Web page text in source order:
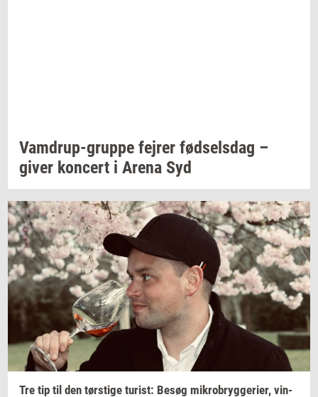
Vamdrup-​gruppe fejrer fød­sels­dag –
giver kon­cert i Arena Syd
Tre tip til den tørsti­ge turist: Besøg mi­kro­bryg­ge­ri­er, vin­